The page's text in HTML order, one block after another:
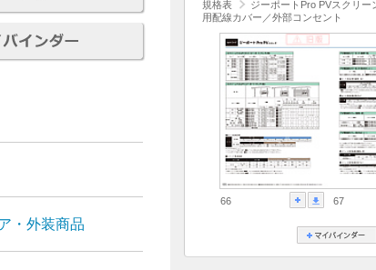
規格表
ジーポートPro PVスクリー
用配線カバー／外部コンセント
66 67
・外装商品